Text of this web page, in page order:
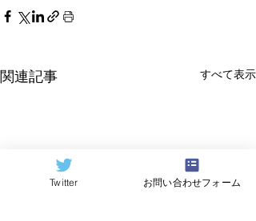
関連記事 すべて表示
Twitter お問い合わせフォーム